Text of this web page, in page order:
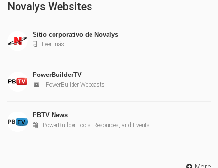
Novalys Websites
Sitio corporativo de Novalys
Leer más
PowerBuilderTV
PowerBuilder Webcasts
PBTV News
PowerBuilder Tools, Resources, and Events